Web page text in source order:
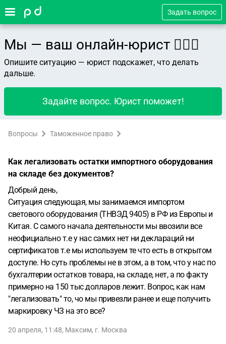
Задать вопрос
Мы — ваш онлайн-юрист 👨🏻‍⚖️
Опишите ситуацию — юрист подскажет, что делать
дальше.
Задайте вопрос. Юрист поможет!
Вопросы Таможенное право
Как легализовать остатки импортного оборудования
на складе без документов?
Добрый день,
Ситуация следующая, мы занимаемся импортом
светового оборудования (ТНВЭД 9405) в РФ из Европы и
Китая. С самого начала деятельности мы ввозили все
неофициально т.е у нас самих нет ни деклараций ни
сертификатов т.е мы используем те что есть в открытом
доступе. Но суть проблемы не в этом, а в том, что у нас по
бухгалтерии остатков товара, на складе, нет, а по факту
примерно на 150 тыс долларов лежит. Вопрос, как нам
"легализовать" то, чо мы привезли ранее и еще получить
маркировку ЧЗ на это все?
20 апреля, 11:48, Максим, г. Москва